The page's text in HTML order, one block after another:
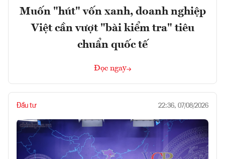
Muốn "hút" vốn xanh, doanh nghiệp
Việt cần vượt "bài kiểm tra" tiêu
chuẩn quốc tế
Đọc ngay
Đầu tư 22:36, 07/08/2026